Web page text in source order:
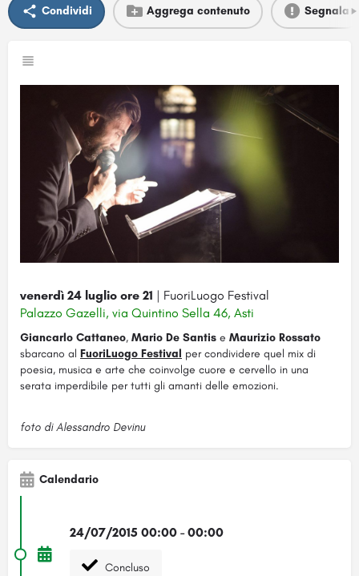
Condividi Aggrega contenuto Segnala
venerdì 24 luglio ore 21 | FuoriLuogo Festival
Palazzo Gazelli, via Quintino Sella 46, Asti
Giancarlo Cattaneo, Mario De Santis e Maurizio Rossato
sbarcano al FuoriLuogo Festival per condividere quel mix di
poesia, musica e arte che coinvolge cuore e cervello in una
serata imperdibile per tutti gli amanti delle emozioni.
foto di Alessandro Devinu
Calendario
24/07/2015 00:00 - 00:00
Concluso